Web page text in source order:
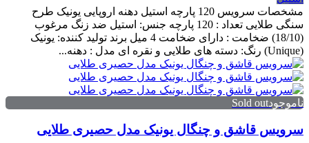
مشخصات سرویس 120 پارچه استیل دهنه اروپایی یونیک طرح
سنگی طلایی تعداد : 120 پارچه جنس: استیل ضد زنگ مرغوب
(18/10) ضخامت : دارای ضخامت 4 میل برند تولید کننده: یونیک
(Unique) رنگ: دسته های طلایی و نقره ای مدل : دهنه...
ناموجودSold out
سرویس قاشق و چنگال یونیک مدل حصیری طلایی